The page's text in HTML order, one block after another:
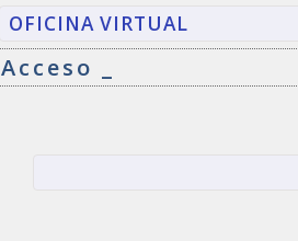
OFICINA VIRTUAL
Acceso _